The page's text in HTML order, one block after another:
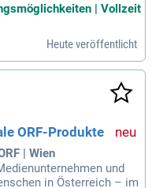
| Vollzeit
Heute veröffentlicht
ORF-Produkte
| Wien
und
in Österreich – im